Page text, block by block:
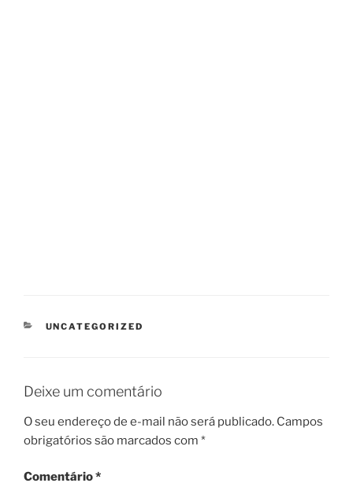
CATEGORIAS
UNCATEGORIZED
Deixe um comentário
O seu endereço de e-mail não será publicado. Campos
obrigatórios são marcados com *
Comentário*